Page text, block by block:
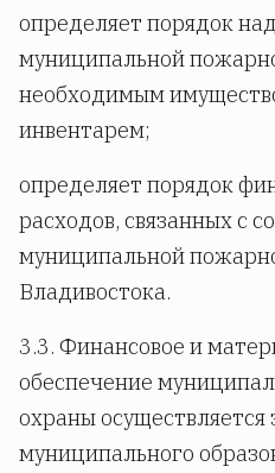
определяет порядок
муниципальной
необходимым
инвентарем;
определяет порядок
расходов, связанных с
муниципальной
Владивостока.
3.3. Финансовое и
обеспечение
охраны
муниципального